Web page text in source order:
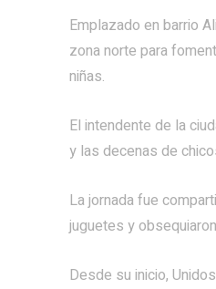
Emplazado en barrio
zona norte para
niñas.
El intendente de la
y las decenas de
La jornada fue
juguetes y
Desde su inicio,